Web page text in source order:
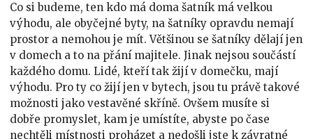
Co si budeme, ten kdo má doma šatník má velkou
výhodu, ale obyčejné byty, na šatníky opravdu nemají
prostor a nemohou je mít. Většinou se šatníky dělají jen
v domech a to na přání majitele. Jinak nejsou součástí
každého domu. Lidé, kteří tak žijí v domečku, mají
výhodu.Pro ty co žijí jen v bytech, jsou tu právě takové
možnosti jako vestavěné skříně. Ovšem musíte si
dobře promyslet, kam je umístíte, abyste po čase
nechtěli místnosti proházet a nedošli jste k závratné